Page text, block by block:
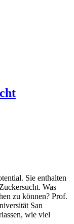
Sie enthalten
Was
zu können? Prof.
San
wie viel